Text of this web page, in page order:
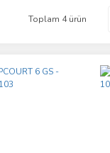
Toplam 4 ürün